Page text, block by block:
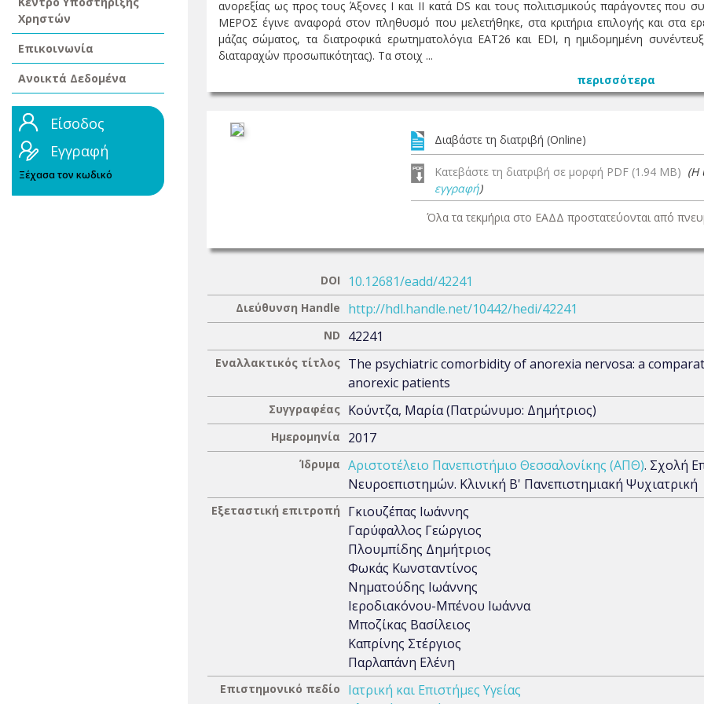
Χρηστών
Επικοινωνία
Ανοικτά Δεδομένα
Είσοδος
Εγγραφή
Ξέχασα τον κωδικό
ανορεξίας ως προς τους Άξονες Ι και ΙΙ κατά DS και τους πολιτισμικούς παράγοντες που
ΜΕΡΟΣ έγινε αναφορά στον πληθυσμό που μελετήθηκε, στα κριτήρια επιλογής και στα
μάζας σώματος, τα διατροφικά ερωτηματολόγια EAT26 και EDI, η ημιδομημένη
διαταραχών προσωπικότητας). Τα στοιχ ...
περισσότερα
Διαβάστε τη διατριβή (Online)
Κατεβάστε τη διατριβή σε μορφή PDF (1.94 MB) (Η
εγγραφή)
Όλα τα τεκμήρια στο ΕΑΔΔ προστατεύονται από
DOI 10.12681/eadd/42241
Διεύθυνση Handle http://hdl.handle.net/10442/hedi/42241
ND 42241
Εναλλακτικός τίτλος The psychiatric comorbidity of anorexia nervosa: a
anorexic patients
Συγγραφέας Κούντζα, Μαρία (Πατρώνυμο: Δημήτριος)
Ημερομηνία 2017
Ίδρυμα Αριστοτέλειο Πανεπιστήμιο Θεσσαλονίκης (ΑΠΘ). Σχολή
Νευροεπιστημών. Κλινική Β' Πανεπιστημιακή Ψυχιατρική
Εξεταστική επιτροπή
Γκιουζέπας Ιωάννης
Γαρύφαλλος Γεώργιος
Πλουμπίδης Δημήτριος
Φωκάς Κωνσταντίνος
Νηματούδης Ιωάννης
Ιεροδιακόνου-Μπένου Ιωάννα
Μποζίκας Βασίλειος
Καπρίνης Στέργιος
Παρλαπάνη Ελένη
Επιστημονικό πεδίο
Ιατρική και Επιστήμες Υγείας